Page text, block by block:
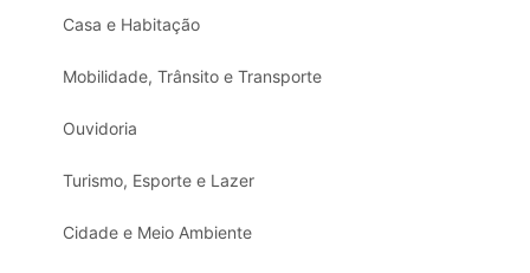
Casa e Habitação
Mobilidade, Trânsito e Transporte
Ouvidoria
Turismo, Esporte e Lazer
Cidade e Meio Ambiente